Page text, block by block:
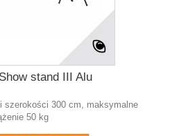
stand III Alu
szerokości 300 cm, maksymalne
50 kg